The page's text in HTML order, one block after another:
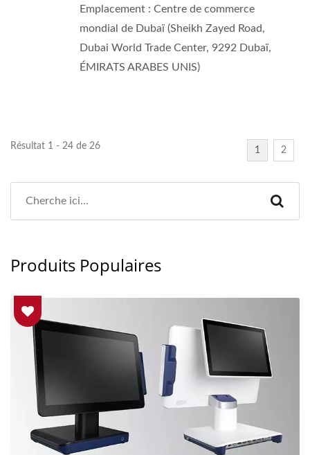
Emplacement : Centre de commerce
mondial de Dubaï (Sheikh Zayed Road,
Dubai World Trade Center, 9292 Dubaï,
ÉMIRATS ARABES UNIS)
Résultat 1 - 24 de 26 1 2
Produits Populaires